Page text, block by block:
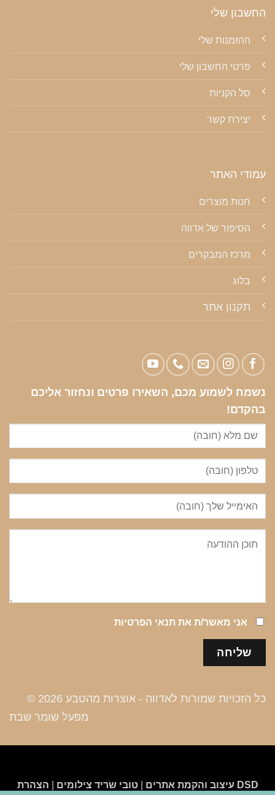
החשבון שלי
ההזמנות שלי
פרטי החשבון שלי
סל הקניות
יצירת קשר
עמודי האתר
חנות מוצרים
הסיפור של אדווה
מרכז המבקרים
בלוג
תקנון אתר
נשמח לשמוע מכם, השאירו פרטים ונחזור אליכם
בהקדם!
אני מאשר/ת את תנאי הפרטיות
כל הזכויות שמורות לאדווה - אוצרות מהטבע 2026 ©
מפעל שומר שבת
DSD עיצוב והקמת אתרים |טובי שריד צילומים | הצהרת